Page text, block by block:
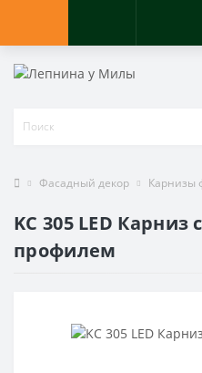
Фасадный декор Карнизы
KC 305 LED Карниз
профилем